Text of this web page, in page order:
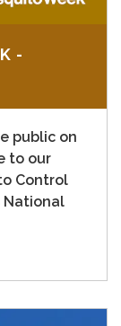
-
public on
to our
Control
National